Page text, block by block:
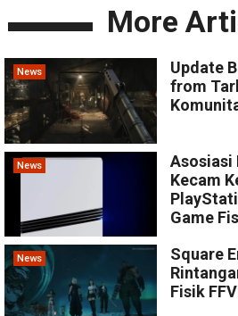
More
News
Update
from
News
Asosiasi
Kecam
Game
News
Square
Fisik